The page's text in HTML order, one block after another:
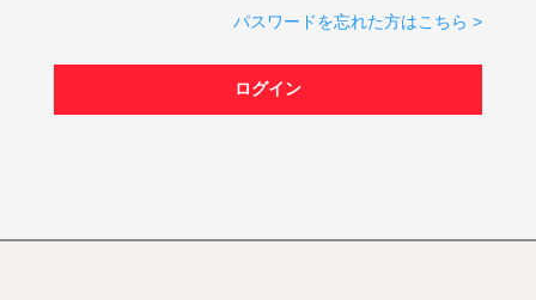
パスワードを忘れた方はこちら >
ログイン